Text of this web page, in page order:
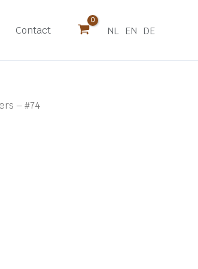
Contact NL EN DE
– #74